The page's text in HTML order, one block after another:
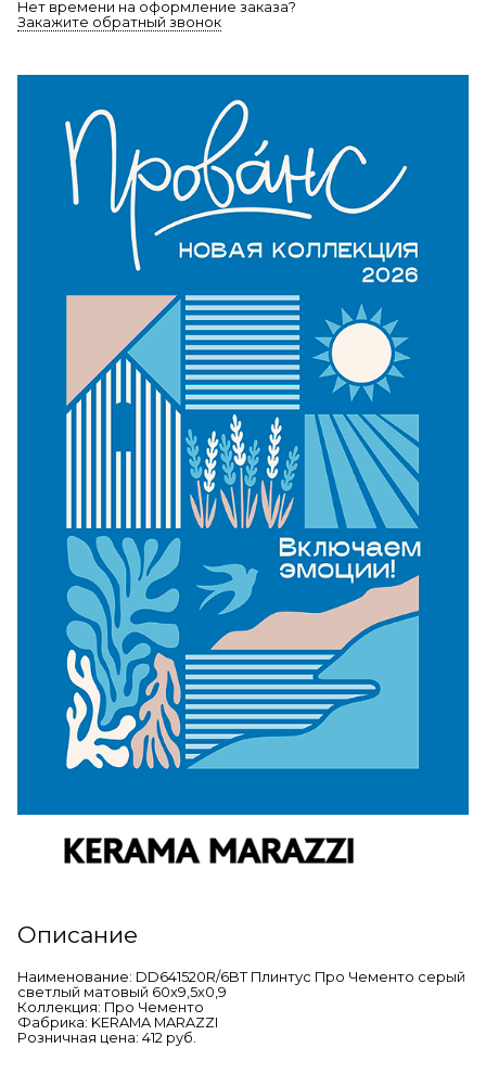
Нет времени на оформление заказа?
Закажите обратный звонок
Описание
Наименование: DD641520R/6BT Плинтус Про Чементо серый
светлый матовый 60x9,5x0,9
Коллекция: Про Чементо
Фабрика: KERAMA MARAZZI
Розничная цена: 412 руб.